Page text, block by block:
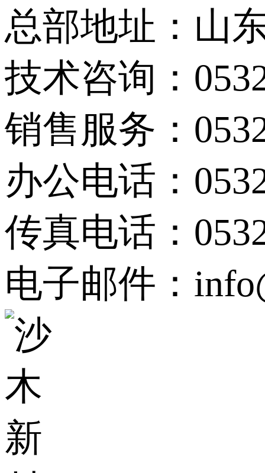
总部地址：山
技术咨询：
销售服务：
办公电话：
传真电话：
电子邮件：